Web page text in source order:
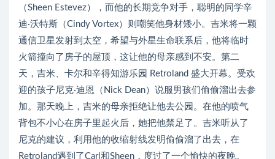
（Sheen Estevez），而他的长期竞争对手，聪明的同学辛
迪·沃特斯（Cindy Vortex）则嘲笑他身材矮小。吉米将一颗
通信卫星发射到太空，希望与外星生命联系后，他将临时
火箭撞向了房子的屋顶，这让他的母亲感到不安。第二
天，吉米、卡尔和辛得知游乐园 Retroland 盛大开幕。受欢
迎的孩子尼克·迪恩（Nick Dean）说服男孩们偷偷溜出去参
加。那天晚上，吉米的母亲拒绝让他去公园。在他的喷气
背包不小心在房子里起火后，她把他禁足了。吉米听从了
尼克的建议，利用他的收缩射线发明偷偷溜了出去，在
Retroland遇到了Carl和Sheen，度过了一个愉快的夜晚。